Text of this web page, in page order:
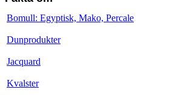
Bomull: Egyptisk, Mako, Percale
Dunprodukter
Jacquard
Kvalster